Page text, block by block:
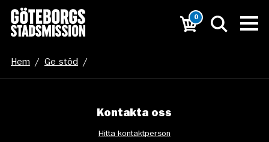
0
Hem / Ge stöd /
Kontakta oss
Hitta kontaktperson